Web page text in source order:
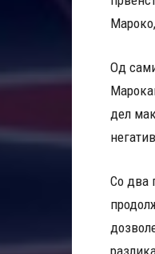
Од
дел
Со два